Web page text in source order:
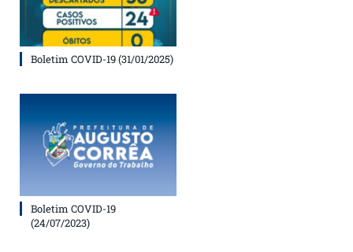
Boletim COVID-19 (31/01/2025)
Boletim COVID-19
(24/07/2023)